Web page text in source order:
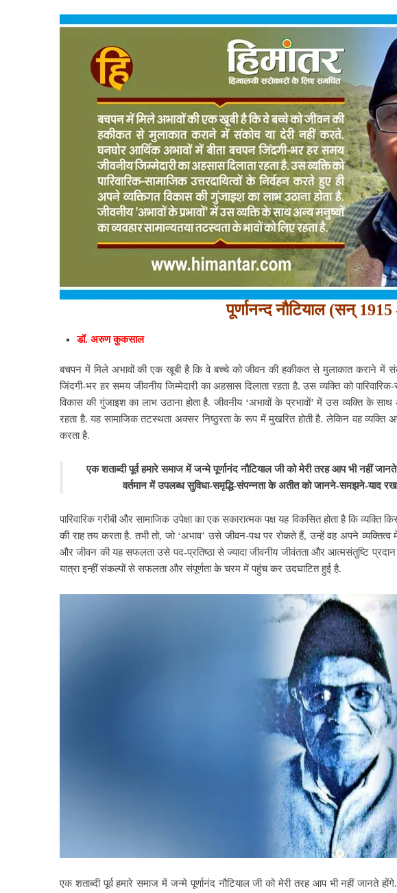
पूर्णानन्द नौटियाल (सन्
डॉ. अरुण कुकसाल
बचपन में मिले अभावों की एक खूबी है कि वे बच्चे को जीवन की हकीकत से मुलाकात कराने में
जिंदगी-भर हर समय जीवनीय जिम्मेदारी का अहसास दिलाता रहता है. उस व्यक्ति को
विकास की गुंजाइश का लाभ उठाना होता है. जीवनीय ‘अभावों के प्रभावों’ में उस व्यक्ति के साथ
रहता है. यह सामाजिक तटस्थता अक्सर निष्ठुरता के रूप में मुखरित होती है. लेकिन वह व्यक्ति
करता है.
एक शताब्दी पूर्व हमारे समाज में जन्मे पूर्णानंद नौटियाल जी को मेरी तरह आप भी नहीं
वर्तमान में उपलब्ध सुविधा-स‌मृद्धि-संपन्नता के अतीत को जानने-समझने-याद
पारिवारिक गरीबी और सामाजिक उपेक्षा का एक सकारात्मक पक्ष यह विकसित होता है कि
की राह तय करता है. तभी तो, जो ‘अभाव’ उसे जीवन-पथ पर रोकते हैं, उन्हें वह अपने व्यक्तित्व
और जीवन की यह सफलता उसे पद-प्रतिष्ठा से ज्यादा जीवनीय जीवंतता और आत्मसंतुष्टि प्रदान
यात्रा इन्हीं संकल्पों से सफलता और संपूर्णता के चरम में पहुंच कर उदघाटित हुई है.
एक शताब्दी पूर्व हमारे समाज में जन्मे पूर्णानंद नौटियाल जी को मेरी तरह आप भी नहीं जानते